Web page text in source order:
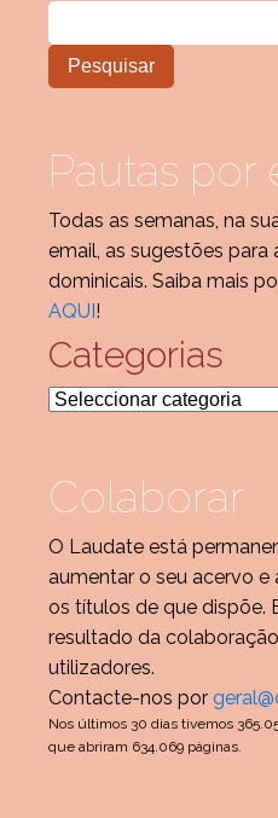
Pautas por
Todas as semanas, na
email, as sugestões para
dominicais. Saiba mais
AQUI !
Categorias
Categorias
Colaborar
O Laudate está
aumentar o seu acervo
os títulos de que dispõe.
resultado da
utilizadores.
Contacte-nos por
Nos últimos 30 dias tivemos
que abriram 634.069 páginas.